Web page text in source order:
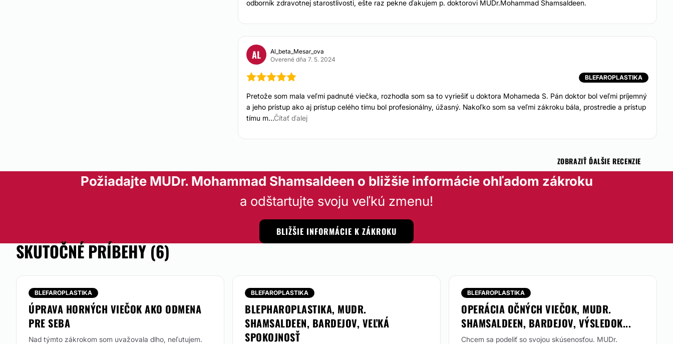
odborník zdravotnej starostlivosti, ešte raz pekne ďakujem p. doktorovi MUDr.Mohammad Shamsaldeen.
AL
Al_beta_Mesar_ova
Overené dňa 7. 5. 2024
BLEFAROPLASTIKA
Pretože som mala veľmi padnuté viečka, rozhodla som sa to vyriešiť u doktora Mohameda S. Pán doktor bol veľmi príjemný
a jeho prístup ako aj prístup celého tímu bol profesionálny, úžasný. Nakoľko som sa veľmi zákroku bála, prostredie a prístup
tímu m...Čítať ďalej
ZOBRAZIŤ ĎALŠIE RECENZIE
Požiadajte MUDr. Mohammad Shamsaldeen o bližšie informácie ohľadom zákroku
a odštartujte svoju veľkú zmenu!
BLIŽŠIE INFORMÁCIE K ZÁKROKU
SKUTOČNÉ PRÍBEHY (6)
BLEFAROPLASTIKA
ÚPRAVA HORNÝCH VIEČOK AKO ODMENA
PRE SEBA
Nad týmto zákrokom som uvažovala dlho, neľutujem.
BLEFAROPLASTIKA
BLEPHAROPLASTIKA, MUDR.
SHAMSALDEEN, BARDEJOV, VEĽKÁ
SPOKOJNOSŤ
BLEFAROPLASTIKA
OPERÁCIA OČNÝCH VIEČOK, MUDR.
SHAMSALDEEN, BARDEJOV, VÝSLEDOK...
Chcem sa podeliť so svojou skúsenosťou. MUDr.